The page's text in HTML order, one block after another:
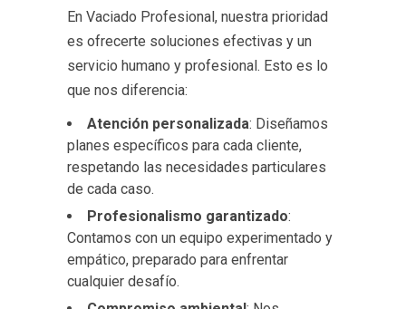
En Vaciado Profesional, nuestra prioridad
es ofrecerte soluciones efectivas y un
servicio humano y profesional. Esto es lo
que nos diferencia:
Atención personalizada: Diseñamos
planes específicos para cada cliente,
respetando las necesidades particulares
de cada caso.
Profesionalismo garantizado:
Contamos con un equipo experimentado y
empático, preparado para enfrentar
cualquier desafío.